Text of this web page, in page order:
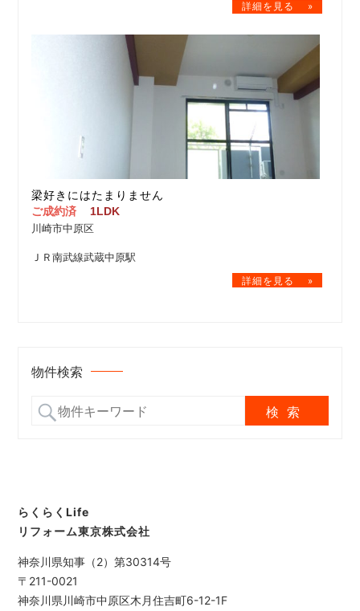
梁好きにはたまりません
ご成約済
1LDK
川崎市中原区
ＪＲ南武線武蔵中原駅
物件検索
らくらくLife
リフォーム東京株式会社
神奈川県知事（2）第30314号
〒211-0021
神奈川県川崎市中原区木月住吉町6-12-1F